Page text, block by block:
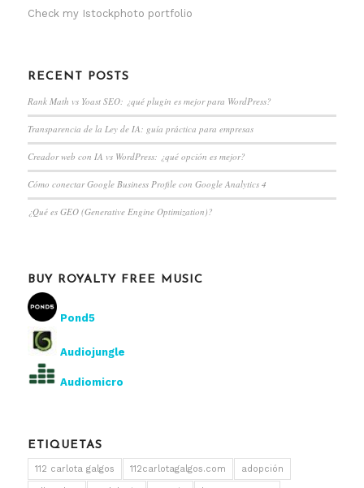
Check my Istockphoto portfolio
RECENT POSTS
Rank Math vs Yoast SEO: ¿qué plugin es mejor para WordPress?
Transparencia de la Ley de IA: guía práctica para empresas
Creador web con IA vs WordPress: ¿qué opción es mejor?
Cómo conectar Google Business Profile con Google Analytics 4
¿Qué es GEO (Generative Engine Optimization)?
BUY ROYALTY FREE MUSIC
Pond5
Audiojungle
Audiomicro
ETIQUETAS
112 carlota galgos 112carlotagalgos.com adopción